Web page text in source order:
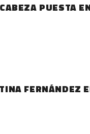
PUESTA
FERNÁNDEZ